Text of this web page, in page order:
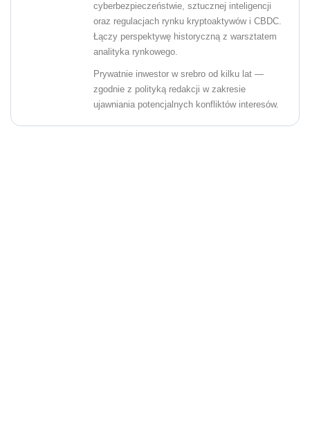
cyberbezpieczeństwie, sztucznej inteligencji
oraz regulacjach rynku kryptoaktywów i CBDC.
Łączy perspektywę historyczną z warsztatem
analityka rynkowego.
Prywatnie inwestor w srebro od kilku lat —
zgodnie z polityką redakcji w zakresie
ujawniania potencjalnych konfliktów interesów.